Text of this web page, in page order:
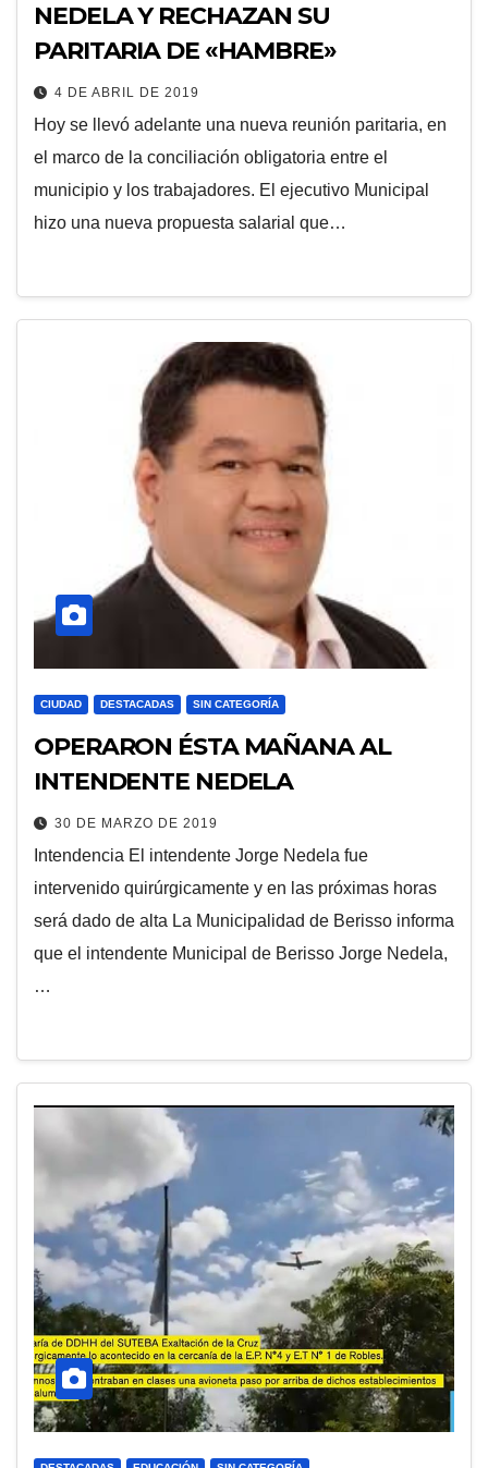
NEDELA Y RECHAZAN SU
PARITARIA DE «HAMBRE»
4 DE ABRIL DE 2019
Hoy se llevó adelante una nueva reunión paritaria, en
el marco de la conciliación obligatoria entre el
municipio y los trabajadores. El ejecutivo Municipal
hizo una nueva propuesta salarial que…
CIUDAD DESTACADAS SIN CATEGORÍA
OPERARON ÉSTA MAÑANA AL
INTENDENTE NEDELA
30 DE MARZO DE 2019
Intendencia El intendente Jorge Nedela fue
intervenido quirúrgicamente y en las próximas horas
será dado de alta La Municipalidad de Berisso informa
que el intendente Municipal de Berisso Jorge Nedela,
…